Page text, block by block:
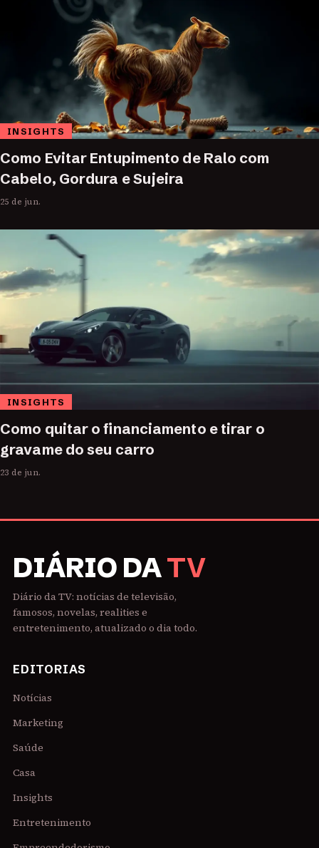
INSIGHTS
Como Evitar Entupimento de Ralo com
Cabelo, Gordura e Sujeira
25 de jun.
INSIGHTS
Como quitar o financiamento e tirar o
gravame do seu carro
23 de jun.
DIÁRIO DATV
Diário da TV: notícias de televisão,
famosos, novelas, realities e
entretenimento, atualizado o dia todo.
EDITORIAS
Notícias
Marketing
Saúde
Casa
Insights
Entretenimento